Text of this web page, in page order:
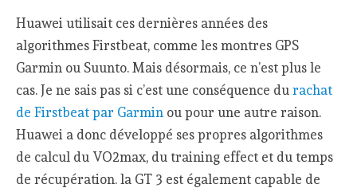
Huawei utilisait ces dernières années des
algorithmes Firstbeat, comme les montres GPS
Garmin ou Suunto. Mais désormais, ce n’est plus le
cas. Je ne sais pas si c’est une conséquence durachat
de Firstbeat par Garmin ou pour une autre raison.
Huawei a donc développé ses propres algorithmes
de calcul du VO2max, du training effect et du temps
de récupération. la GT 3 est également capable de